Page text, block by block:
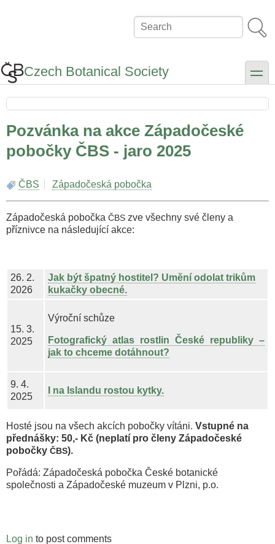
Search
Czech Botanical Society toggle
Pozvánka na akce Západočeské
pobočky ČBS - jaro 2025
ČBS Západočeská pobočka
Západočeská pobočka ČBS zve všechny své členy a
příznivce na následující akce:
26. 2.
2026
Jak být špatný hostitel? Umění odolat trikům
kukačky obecné.
15. 3.
2025
Výroční schůze
Fotografický atlas rostlin České republiky –
jak to chceme dotáhnout?
9. 4.
2025
I na Islandu rostou kytky.
Hosté jsou na všech akcích pobočky vítáni. Vstupné na
přednášky: 50,- Kč (neplatí pro členy Západočeské
pobočky ČBS).
Pořádá: Západočeská pobočka České botanické
společnosti a Západočeské muzeum v Plzni, p.o.
Log in to post comments